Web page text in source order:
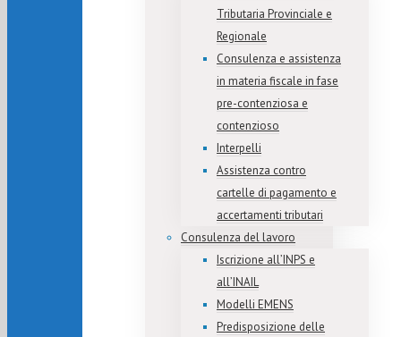
Tributaria Provinciale e
Regionale
Consulenza e assistenza
in materia fiscale in fase
pre-contenziosa e
contenzioso
Interpelli
Assistenza contro
cartelle di pagamento e
accertamenti tributari
Consulenza del lavoro
Iscrizione all’INPS e
all’INAIL
Modelli EMENS
Predisposizione delle